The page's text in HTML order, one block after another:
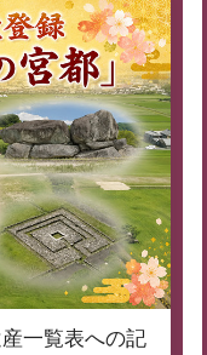
一覧表への記